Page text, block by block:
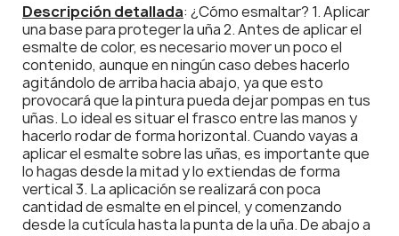
Descripción detallada: ¿Cómo esmaltar? 1. Aplicar
una base para proteger la uña 2. Antes de aplicar el
esmalte de color, es necesario mover un poco el
contenido, aunque en ningún caso debes hacerlo
agitándolo de arriba hacia abajo, ya que esto
provocará que la pintura pueda dejar pompas en tus
uñas. Lo ideal es situar el frasco entre las manos y
hacerlo rodar de forma horizontal. Cuando vayas a
aplicar el esmalte sobre las uñas, es importante que
lo hagas desde la mitad y lo extiendas de forma
vertical 3. La aplicación se realizará con poca
cantidad de esmalte en el pincel, y comenzando
desde la cutícula hasta la punta de la uña. De abajo a